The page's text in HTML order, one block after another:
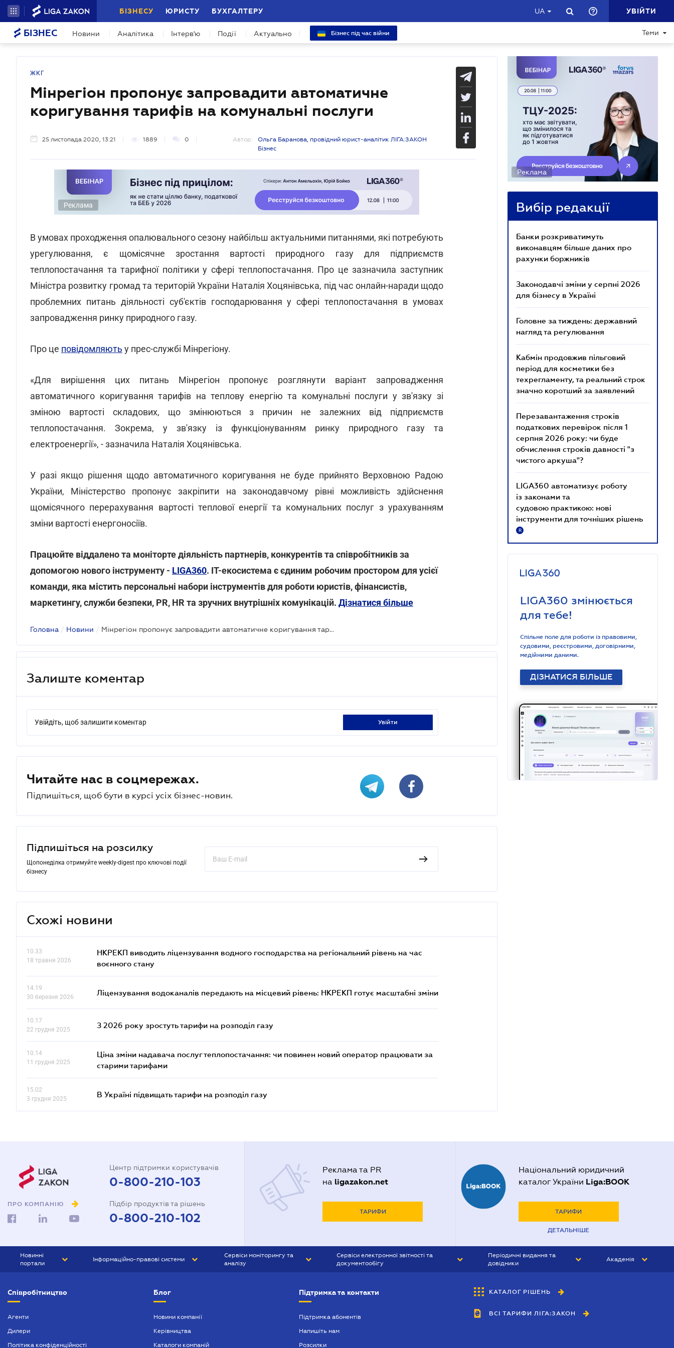
БІЗНЕСУ ЮРИСТУ БУХГАЛТЕРУ UA УВІЙТИ
БІЗНЕС Новини Аналітика Інтерв'ю Події Актуально Бізнес під час війни Теми
ЖКГ
Мінрегіон пропонує запровадити автоматичне
коригування тарифів на комунальні послуги
25 листопада 2020, 13:21 1889 0 Автор:
Ольга Баранова, провідний юрист-аналітик ЛІГА:ЗАКОН
Бізнес
Реклама
В умовах проходження опалювального сезону найбільш актуальними питаннями, які потребують
урегулювання, є щомісячне зростання вартості природного газу для підприємств
теплопостачання та тарифної політики у сфері теплопостачання. Про це зазначила заступник
Міністра розвитку громад та територій України Наталія Хоцянівська, під час онлайн-наради щодо
проблемних питань діяльності суб'єктів господарювання у сфері теплопостачання в умовах
запровадження ринку природного газу.
Про це повідомляють у прес-службі Мінрегіону.
«Для вирішення цих питань Мінрегіон пропонує розглянути варіант запровадження
автоматичного коригування тарифів на теплову енергію та комунальні послуги у зв'язку зі
зміною вартості складових, що змінюються з причин не залежних від підприємств
теплопостачання. Зокрема, у зв'язку із функціонуванням ринку природного газу та
електроенергії», - зазначила Наталія Хоцянівська.
У разі якщо рішення щодо автоматичного коригування не буде прийнято Верховною Радою
України, Міністерство пропонує закріпити на законодавчому рівні можливість здійснення
щомісячного перерахування вартості теплової енергії та комунальних послуг з урахуванням
зміни вартості енергоносіїв.
Працюйте віддалено та моніторте діяльність партнерів, конкурентів та співробітників за
допомогою нового інструменту - LIGA360. IT-екосистема є єдиним робочим простором для усієї
команди, яка містить персональні набори інструментів для роботи юристів, фінансистів,
маркетингу, служби безпеки, PR, HR та зручних внутрішніх комунікацій. Дізнатися більше
Головна / Новини / Мінрегіон пропонує запровадити автоматичне коригування тарифів на комунальні послуги
Залиште коментар
Увійдіть, щоб залишити коментар увійти
Читайте нас в соцмережах.
Підпишіться, щоб бути в курсі усіх бізнес-новин.
Підпишіться на розсилку
Щопонеділка отримуйте weekly-digest про ключові події
бізнесу
Схожі новини
10.33
18 травня 2026
НКРЕКП виводить ліцензування водного господарства на регіональний рівень на час
воєнного стану
14.19
30 березня 2026
Ліцензування водоканалів передають на місцевий рівень: НКРЕКП готує масштабні зміни
10.17
22 грудня 2025
З 2026 року зростуть тарифи на розподіл газу
10.14
11 грудня 2025
Ціна зміни надавача послуг теплопостачання: чи повинен новий оператор працювати за
старими тарифами
15.02
3 грудня 2025
В Україні підвищать тарифи на розподіл газу
Реклама
Вибір редакції
Банки розкриватимуть
виконавцям більше даних про
рахунки боржників
Законодавчі зміни у серпні 2026
для бізнесу в Україні
Головне за тиждень: державний
нагляд та регулювання
Кабмін продовжив пільговий
період для косметики без
техрегламенту, та реальний строк
значно коротший за заявлений
Перезавантаження строків
податкових перевірок після 1
серпня 2026 року: чи буде
обчислення строків давності "з
чистого аркуша"?
LIGA360 автоматизує роботу
із законами та
судовою практикою: нові
інструменти для точніших рішень
R
LIGA360 змінюється
для тебе!
Спільне поле для роботи із правовими,
судовими, реєстровими, договірними,
медійними даними.
ДІЗНАТИСЯ БІЛЬШЕ
ПРО КОМПАНІЮ
Центр підтримки користувачів
0-800-210-103
Підбір продуктів та рішень
0-800-210-102
Реклама та PR
на ligazakon.net
ТАРИФИ
Національний юридичний
каталог України Liga:BOOK
ТАРИФИ
ДЕТАЛЬНІШЕ
Новинні
портали
БІЗНЕС
Інформаційно-правові системи
БУХГАЛТЕР ПРОФ
Сервіси моніторингу та
аналізу
Сервіси електронної звітності та
документообігу
Періодичні видання та
довідники
БУХГАЛТЕР&ЗАКОН
ВІСНИК МСФЗ
Академія
Співробітництво
Агенти
Дилери
Політика конфіденційності
Блог
Новини компанії
Керівництва
Каталоги компаній
Підтримка та контакти
Підтримка абонентів
Напишіть нам
Розсилки
КАТАЛОГ РІШЕНЬ
ВСІ ТАРИФИ ЛІГА:ЗАКОН